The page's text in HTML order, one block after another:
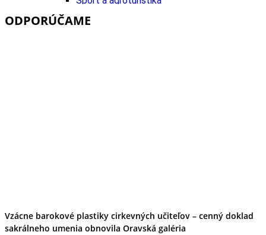
Ekonomika obchod a doprava
Víno
Kultúra a tradície
ODPORÚČAME
Vzácne barokové plastiky cirkevných učiteľov – cenný doklad
sakrálneho umenia obnovila Oravská galéria